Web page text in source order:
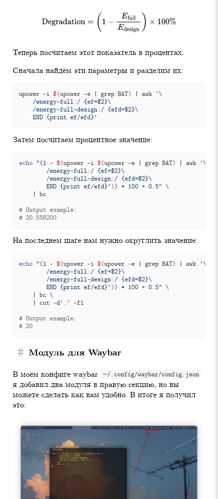
Degradation 1−E Edesign 100%
Теперь посчитаем этот показатель в процентах.
Сначала найдём эти параметры и разделим их:
upower -i $(upower -e | grep BAT) | awk
	END {print ef/efd}'
Затем посчитаем процентное значение:
echo "(1 - $(upower -i $(upower -e grep BAT) awk
        END {print ef/efd}'
) ) * 100 + 0.5"
bc
# Output example:
# 20.558200
На последнем шаге нам нужно округлить значение:
echo "(1 - $(upower -i $(upower -e | grep BAT) | awk
        END {print ef/efd}'
) ) * 100 + 0.5"
|
bc
|
cut -d '.'
# Output example:
# 20
# Модуль для Waybar
В моём конфиге waybar ~/.config/waybar/config.json
я добавил два модуля в правую секцию, но вы
можете сделать как вам удобно. В итоге я получил
это: